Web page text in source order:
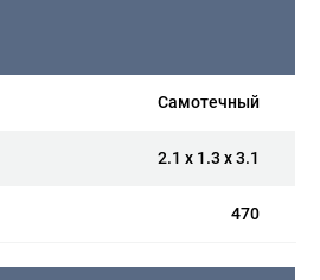
Самотечный
2.1 x 1.3 x 3.1
470